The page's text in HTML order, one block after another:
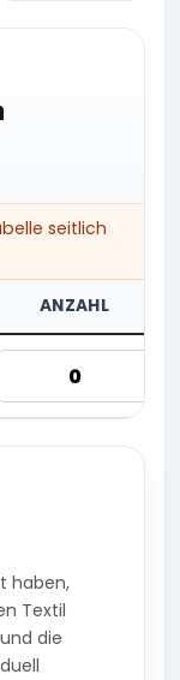
seitlich
ANZAHL
haben,
Textil
die